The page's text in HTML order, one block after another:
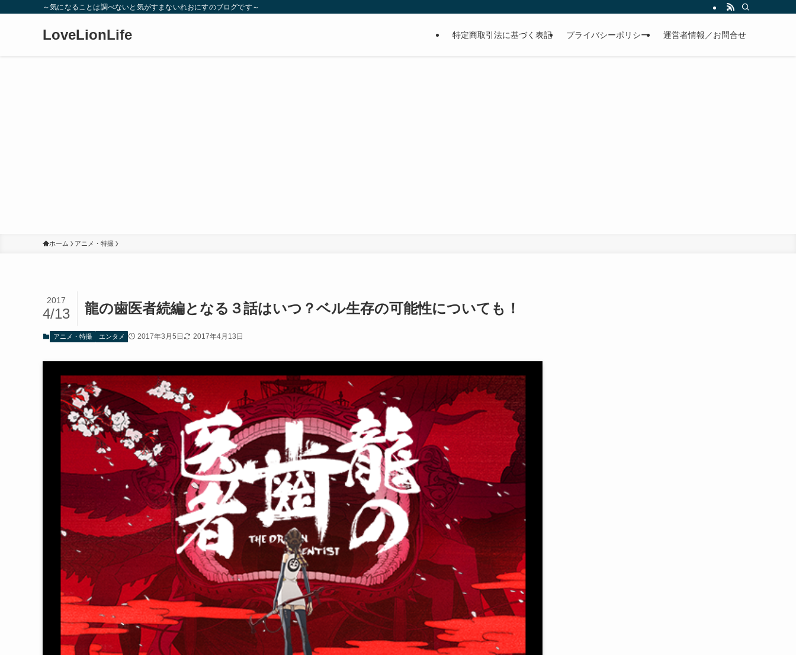
～気になることは調べないと気がすまないれおにすのブログです～
LoveLionLife 特定商取引法に基づく表記 プライバシーポリシー 運営者情報／お問合せ
ホーム アニメ・特撮
龍の歯医者続編となる３話はいつ？ベル生存の可能性についても！
2017
4/13
アニメ・特撮 エンタメ 2017年3月5日 2017年4月13日